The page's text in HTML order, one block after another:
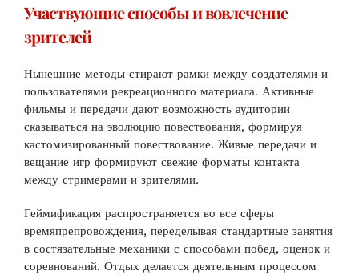
Участвующие способы и вовлечение
зрителей
Нынешние методы стирают рамки между создателями и
пользователями рекреационного материала. Активные
фильмы и передачи дают возможность аудитории
сказываться на эволюцию повествования, формируя
кастомизированный повествование. Живые передачи и
вещание игр формируют свежие форматы контакта
между стримерами и зрителями.
Геймификация распространяется во все сферы
времяпрепровождения, переделывая стандартные занятия
в состязательные механики с способами побед, оценок и
соревнований. Отдых делается деятельным процессом